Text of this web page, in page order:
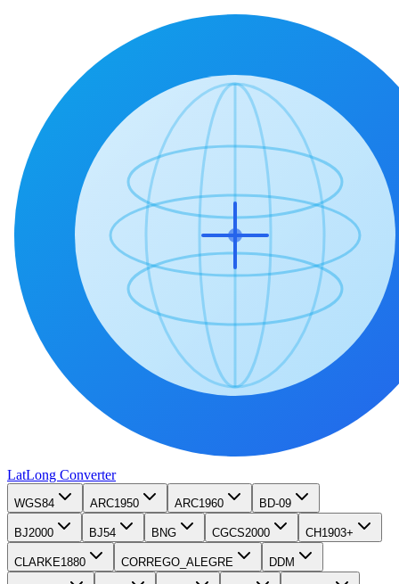
LatLong Converter
WGS84 ARC1950 ARC1960 BD-09
BJ2000 BJ54 BNG CGCS2000 CH1903+
CLARKE1880 CORREGO_ALEGRE DDM